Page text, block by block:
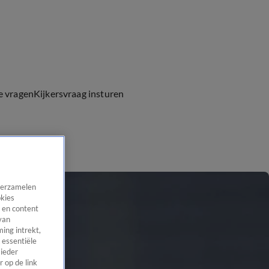
vragenKijkersvraag insturen
en content
intrekt,
op de link